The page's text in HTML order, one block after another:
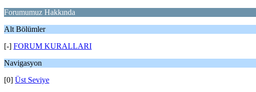
Forumumuz Hakkında
Alt Bölümler
[-] FORUM KURALLARI
Navigasyon
[0] Üst Seviye